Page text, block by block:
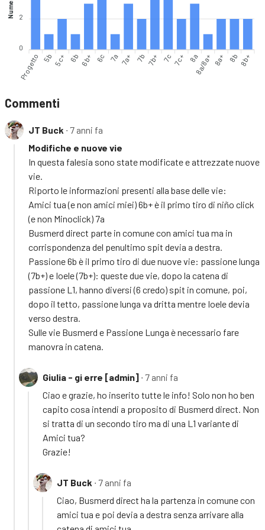
2
0
Progetto 5b 5c+ 6b 6b+ 6c 7a 7a+ 7b 7b+ 7c 7c+ 8a8a/8a+ 8a+ 8b 8b+
Commenti
JT Buck ∙ 7 anni fa
Modifiche e nuove vie
In questa falesia sono state modificate e attrezzate nuove
vie.
Riporto le informazioni presenti alla base delle vie:
Amici tua (e non amici miei) 6b+ è il primo tiro di niño click
(e non Minoclick) 7a
Busmerd direct parte in comune con amici tua ma in
corrispondenza del penultimo spit devia a destra.
Passione 6b è il primo tiro di due nuove vie: passione lunga
(7b+) e Ioele (7b+): queste due vie, dopo la catena di
passione L1, hanno diversi (6 credo) spit in comune, poi,
dopo il tetto, passione lunga va dritta mentre Ioele devia
verso destra.
Sulle vie Busmerd e Passione Lunga è necessario fare
manovra in catena.
Giulia - gi erre [admin] ∙ 7 anni fa
Ciao e grazie, ho inserito tutte le info! Solo non ho ben
capito cosa intendi a proposito di Busmerd direct. Non
si tratta di un secondo tiro ma di una L1 variante di
Amici tua?
Grazie!
JT Buck ∙ 7 anni fa
Ciao, Busmerd direct ha la partenza in comune con
amici tua e poi devia a destra senza arrivare alla